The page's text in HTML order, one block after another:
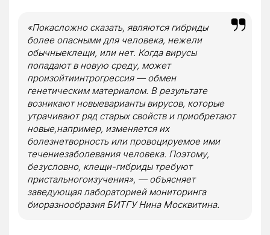
«Покасложно сказать, являются гибриды
более опасными для человека, нежели
обычныеклещи, или нет. Когда вирусы
попадают в новую среду, может
произойтиинтрогрессия — обмен
генетическим материалом. В результате
возникают новыеварианты вирусов, которые
утрачивают ряд старых свойств и приобретают
новые,например, изменяется их
болезнетворность или провоцируемое ими
течениезаболевания человека. Поэтому,
безусловно, клещи-гибриды требуют
пристальногоизучения», — объясняет
заведующая лабораторией мониторинга
биоразнообразия БИТГУ Нина Москвитина.